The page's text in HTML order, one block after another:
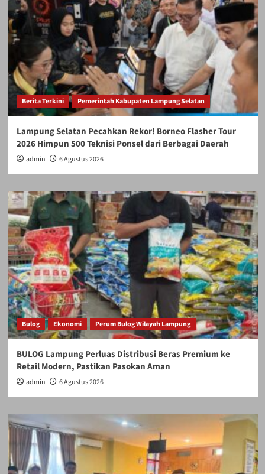
Berita Terkini Pemerintah Kabupaten Lampung Selatan
Lampung Selatan Pecahkan Rekor! Borneo Flasher Tour
2026 Himpun 500 Teknisi Ponsel dari Berbagai Daerah
admin 6 Agustus 2026
Bulog Ekonomi Perum Bulog Wilayah Lampung
BULOG Lampung Perluas Distribusi Beras Premium ke
Retail Modern, Pastikan Pasokan Aman
admin 6 Agustus 2026